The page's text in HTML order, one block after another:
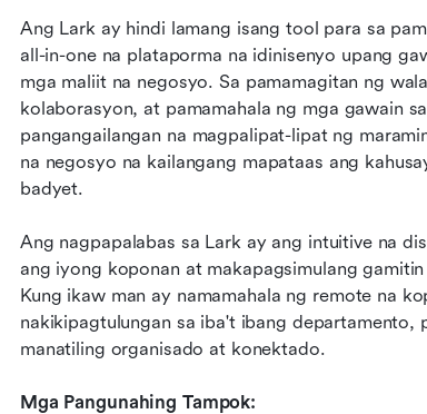
Ang Lark ay hindi lamang isang tool para sa
all-in-one na plataporma na idinisenyo upang
mga maliit na negosyo. Sa pamamagitan ng
kolaborasyon, at pamamahala ng mga gawain
pangangailangan na magpalipat-lipat ng
na negosyo na kailangang mapataas ang
badyet.
Ang nagpapalabas sa Lark ay ang intuitive na
ang iyong koponan at makapagsimulang
Kung ikaw man ay namamahala ng remote na
nakikipagtulungan sa iba't ibang departamento,
manatiling organisado at konektado.
Mga Pangunahing Tampok: